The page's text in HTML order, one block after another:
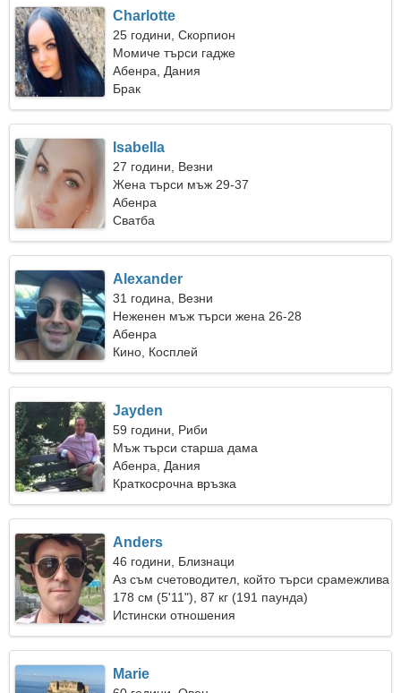
Charlotte
25 години, Скорпион
Момиче търси гадже
Абенра, Дания
Брак
Isabella
27 години, Везни
Жена търси мъж 29-37
Абенра
Сватба
Alexander
31 година, Везни
Неженен мъж търси жена 26-28
Абенра
Кино, Косплей
Jayden
59 години, Риби
Мъж търси старша дама
Абенра, Дания
Краткосрочна връзка
Anders
46 години, Близнаци
Аз съм счетоводител, който търси срамежлива
жена
178 см (5'11"), 87 кг (191 паунда)
Истински отношения
Marie